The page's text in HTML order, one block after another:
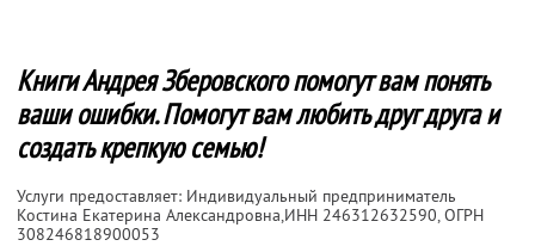
Книги Андрея Зберовского помогут вам понять
ваши ошибки. Помогут вам любить друг друга и
создать крепкую семью!
Услуги предоставляет: Индивидуальный предприниматель
Костина Екатерина Александровна,ИНН 246312632590, ОГРН
308246818900053